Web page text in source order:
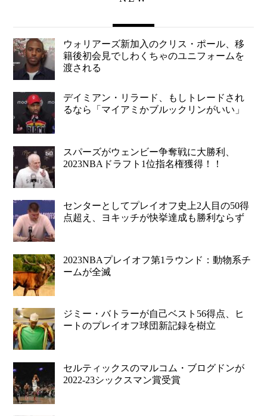
ウォリアーズ新加入のクリス・ポール、移
籍後初会見でしわくちゃのユニフォームを
渡される
デイミアン・リラード、もしトレードされ
るなら「マイアミかブルックリンがいい」
スパーズがウェンビー争奪戦に大勝利、
2023NBAドラフト1位指名権獲得！！
センターとしてプレイオフ史上2人目の50得
点超え、ヨキッチが快挙達成も勝利ならず
2023NBAプレイオフ第1ラウンド：動物系チ
ームが全滅
ジミー・バトラーが自己ベスト56得点、ヒ
ートのプレイオフ球団新記録を樹立
セルティックスのマルコム・ブログドンが
2022-23シックスマン賞受賞